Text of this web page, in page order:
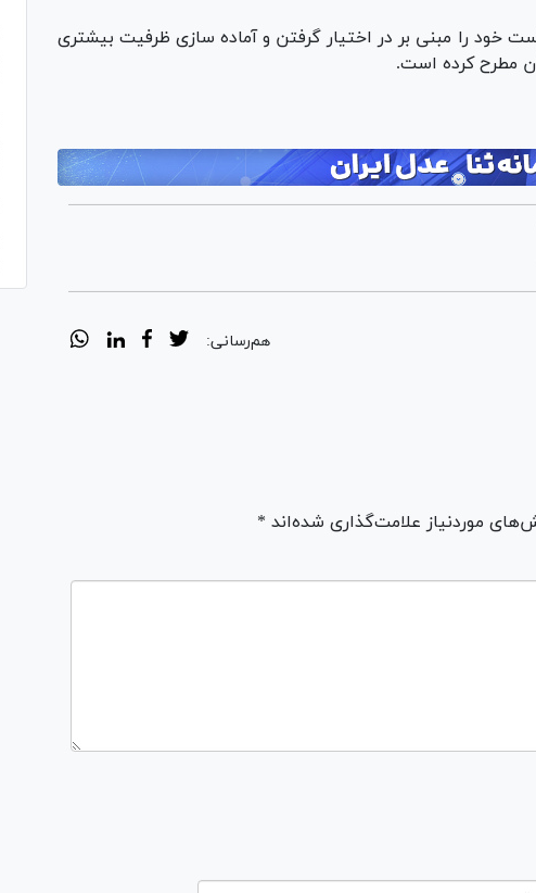
خود را مبنی بر در اختیار گرفتن و آماده سازی ظرفیت بیشتری
مطرح کرده است.
هم‌رسانی:
موردنیاز علامت‌گذاری شده‌اند *